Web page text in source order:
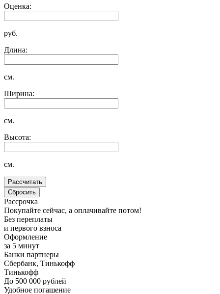
Оценка:
руб.
Длина:
см.
Ширина:
см.
Высота:
см.
Рассрочка
Покупайте сейчас, а оплачивайте потом!
Без переплаты
и первого взноса
Оформление
за 5 минут
Банки партнеры
Сбербанк, Тинькофф
Тинькофф
До 500 000 рублей
Удобное погашение